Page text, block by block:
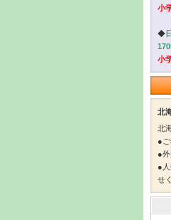
小
◆
小
北
北
●
●
●
せ